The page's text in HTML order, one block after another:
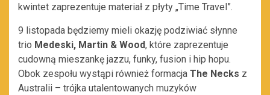
kwintet zaprezentuje materiał z płyty „Time Travel”.
9 listopada będziemy mieli okazję podziwiać słynne
trio Medeski, Martin & Wood, które zaprezentuje
cudowną mieszankę jazzu, funky, fusion i hip hopu.
Obok zespołu wystąpi również formacja The Necks z
Australii – trójka utalentowanych muzyków